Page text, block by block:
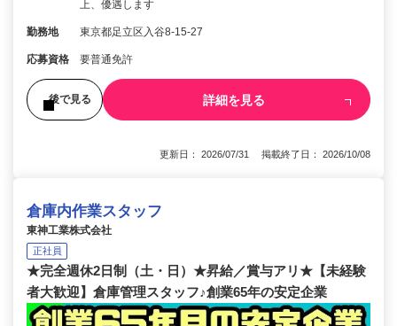
上、優遇します
勤務地 東京都足立区入谷8-15-27
応募資格 要普通免許
後で見る 詳細を見る
更新日： 2026/07/31 掲載終了日： 2026/10/08
倉庫内作業スタッフ
東神工業株式会社
正社員
★完全週休2日制（土・日）★昇給／賞与アリ★【未経験
者大歓迎】倉庫管理スタッフ♪創業65年の安定企業